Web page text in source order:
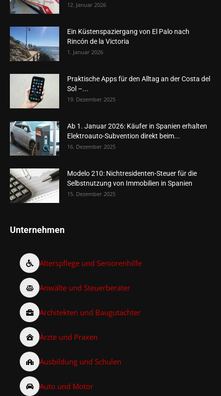
12. Januar 2026
Ein Küstenspaziergang von El Palo nach
Rincón de la Victoria
1. Januar 2026
Praktische Apps für den Alltag an der Costa del
Sol –...
19. Dezember 2025
Ab 1. Januar 2026: Käufer in Spanien erhalten
Elektroauto-Subvention direkt beim...
16. Dezember 2025
Modelo 210: Nichtresidenten-Steuer für die
Selbstnutzung von Immobilien in Spanien
15. Dezember 2025
Unternehmen
Alterspflege und Seniorenhilfe
Anwälte und Steuerberater
Architekten und Baugutachter
Ärzte und Praxen
Ausbildung und Schulen
Auto und Motor